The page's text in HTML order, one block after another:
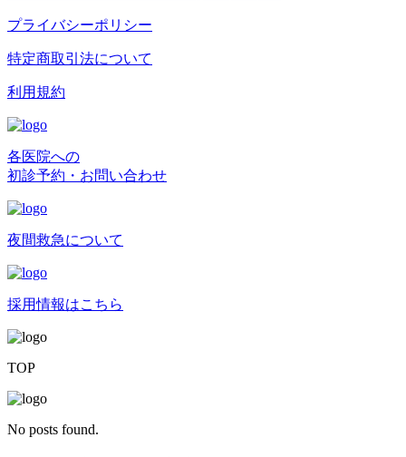
プライバシーポリシー
特定商取引法について
利用規約
各医院への
初診予約・お問い合わせ
夜間救急について
採用情報はこちら
TOP
No posts found.